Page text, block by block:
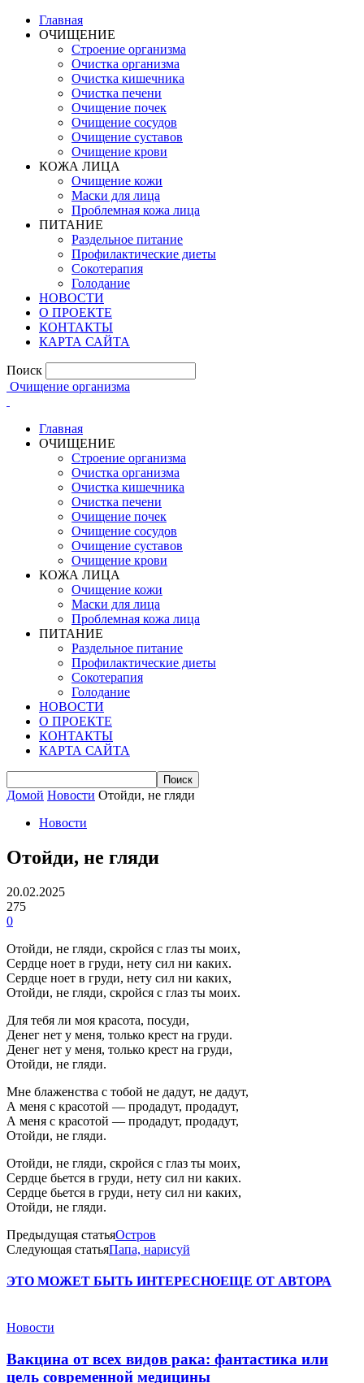
Главная
ОЧИЩЕНИЕ
Строение организма
Очистка организма
Очистка кишечника
Очистка печени
Очищение почек
Очищение сосудов
Очищение суставов
Очищение крови
КОЖА ЛИЦА
Очищение кожи
Маски для лица
Проблемная кожа лица
ПИТАНИЕ
Раздельное питание
Профилактические диеты
Сокотерапия
Голодание
НОВОСТИ
О ПРОЕКТЕ
КОНТАКТЫ
КАРТА САЙТА
Поиск
Очищение организма
Главная
ОЧИЩЕНИЕ
Строение организма
Очистка организма
Очистка кишечника
Очистка печени
Очищение почек
Очищение сосудов
Очищение суставов
Очищение крови
КОЖА ЛИЦА
Очищение кожи
Маски для лица
Проблемная кожа лица
ПИТАНИЕ
Раздельное питание
Профилактические диеты
Сокотерапия
Голодание
НОВОСТИ
О ПРОЕКТЕ
КОНТАКТЫ
КАРТА САЙТА
Домой Новости Отойди, не гляди
Новости
Отойди, не гляди
20.02.2025
275
0
Отойди, не гляди, скройся с глаз ты моих,
Сердце ноет в груди, нету сил ни каких.
Сердце ноет в груди, нету сил ни каких,
Отойди, не гляди, скройся с глаз ты моих.
Для тебя ли моя красота, посуди,
Денег нет у меня, только крест на груди.
Денег нет у меня, только крест на груди,
Отойди, не гляди.
Мне блаженства с тобой не дадут, не дадут,
А меня с красотой — продадут, продадут,
А меня с красотой — продадут, продадут,
Отойди, не гляди.
Отойди, не гляди, скройся с глаз ты моих,
Сердце бьется в груди, нету сил ни каких.
Сердце бьется в груди, нету сил ни каких,
Отойди, не гляди.
Предыдущая статьяОстров
Следующая статьяПапа, нарисуй
ЭТО МОЖЕТ БЫТЬ ИНТЕРЕСНОЕЩЕ ОТ АВТОРА
Новости
Вакцина от всех видов рака: фантастика или
цель современной медицины